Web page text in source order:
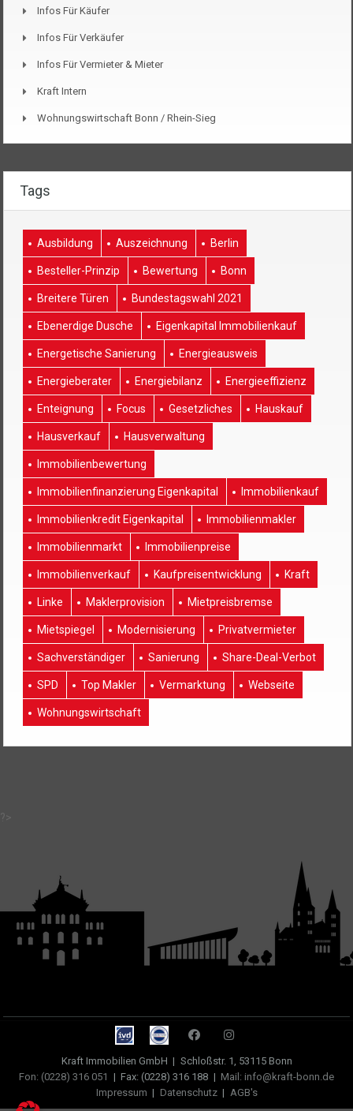
Infos Für Käufer
Infos Für Verkäufer
Infos Für Vermieter & Mieter
Kraft Intern
Wohnungswirtschaft Bonn / Rhein-Sieg
Tags
Ausbildung Auszeichnung Berlin
Besteller-Prinzip Bewertung Bonn
Breitere Türen Bundestagswahl 2021
Ebenerdige Dusche Eigenkapital Immobilienkauf
Energetische Sanierung Energieausweis
Energieberater Energiebilanz Energieeffizienz
Enteignung Focus Gesetzliches Hauskauf
Hausverkauf Hausverwaltung
Immobilienbewertung
Immobilienfinanzierung Eigenkapital Immobilienkauf
Immobilienkredit Eigenkapital Immobilienmakler
Immobilienmarkt Immobilienpreise
Immobilienverkauf Kaufpreisentwicklung Kraft
Linke Maklerprovision Mietpreisbremse
Mietspiegel Modernisierung Privatvermieter
Sachverständiger Sanierung Share-Deal-Verbot
SPD Top Makler Vermarktung Webseite
Wohnungswirtschaft
?>
Kraft Immobilien GmbH | Schloßstr. 1, 53115 Bonn
Fon: (0228) 316 051 | Fax: (0228) 316 188 | Mail: info@kraft-bonn.de
Impressum | Datenschutz | AGB's